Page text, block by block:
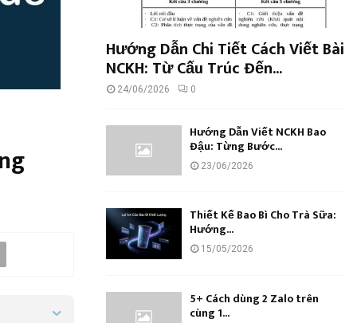
Hướng Dẫn Chi Tiết Cách Viết Bài
NCKH: Từ Cấu Trúc Đến...
24/06/2026 0
Hướng Dẫn Viết NCKH Bao
Đậu: Từng Bước...
23/06/2026
Thiết Kế Bao Bì Cho Trà Sữa:
Hướng...
15/05/2026
5+ Cách dùng 2 Zalo trên
cùng 1...